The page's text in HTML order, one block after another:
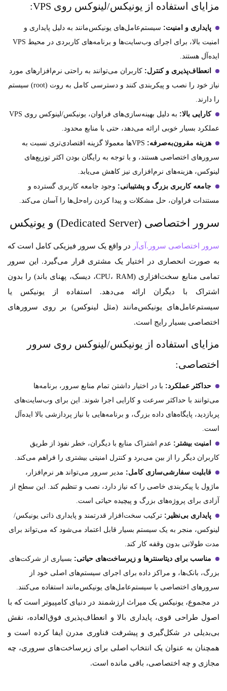
مزایای استفاده از یونیکس/لینوکس روی VPS:
پایداری و امنیت: سیستم‌عامل‌های یونیکس‌مانند به دلیل پایداری و
امنیت بالا، برای اجرای وب‌سایت‌ها و برنامه‌های کاربردی در محیط VPS
ایده‌آل هستند.
انعطاف‌پذیری و کنترل: کاربران می‌توانند به راحتی نرم‌افزارهای مورد
نیاز خود را نصب و پیکربندی کنند و دسترسی کامل به روت (root) سیستم
را دارند.
کارایی بالا:
به دلیل بهینه‌سازی‌های فراوان، یونیکس/لینوکس روی VPS
عملکرد بسیار خوبی ارائه می‌دهد، حتی با منابع محدود.
هزینه مقرون‌به‌صرفه:
VPS‌ها معمولا گزینه اقتصادی‌تری نسبت به
سرورهای اختصاصی هستند، و با توجه به رایگان بودن اکثر توزیع‌های
لینوکس، هزینه‌های نرم‌افزاری نیز کاهش می‌یابد.
جامعه کاربری بزرگ و پشتیبانی: وجود جامعه کاربری گسترده و
مستندات فراوان، حل مشکلات و پیدا کردن راه‌حل‌ها را آسان می‌کند.
سرور اختصاصی (Dedicated Server) و یونیکس
سرور اختصاصی سرور.آی‌آر در واقع یک سرور فیزیکی کامل است که
به صورت انحصاری در اختیار یک مشتری قرار می‌گیرد. این سرور
تمامی منابع سخت‌افزاری (CPU، RAM، دیسک، پهنای باند) را بدون
اشتراک با دیگران ارائه می‌دهد. استفاده از یونیکس یا
سیستم‌عامل‌های یونیکس‌مانند (مثل لینوکس) بر روی سرورهای
اختصاصی بسیار رایج است.
مزایای استفاده از یونیکس/لینوکس روی سرور
اختصاصی:
حداکثر عملکرد: با در اختیار داشتن تمام منابع سرور، برنامه‌ها
می‌توانند با حداکثر سرعت و کارایی اجرا شوند. این برای وب‌سایت‌های
پربازدید، پایگاه‌های داده بزرگ، و برنامه‌هایی با نیاز پردازشی بالا ایده‌آل
است.
امنیت بیشتر: عدم اشتراک منابع با دیگران، خطر نفوذ از طریق
کاربران دیگر را از بین می‌برد و کنترل امنیتی بیشتری را فراهم می‌کند.
قابلیت سفارشی‌سازی کامل: مدیر سرور می‌تواند هر نرم‌افزار،
ماژول یا پیکربندی خاصی را که نیاز دارد، نصب و تنظیم کند. این سطح از
آزادی برای پروژه‌های بزرگ و پیچیده حیاتی است.
پایداری بی‌نظیر: ترکیب سخت‌افزار قدرتمند و پایداری ذاتی یونیکس/
لینوکس، منجر به یک سیستم بسیار قابل اعتماد می‌شود که می‌تواند برای
مدت طولانی بدون وقفه کار کند.
مناسب برای دیتاسنترها و زیرساخت‌های حیاتی: بسیاری از شرکت‌های
بزرگ، بانک‌ها، و مراکز داده برای اجرای سیستم‌های اصلی خود از
سرورهای اختصاصی با سیستم‌عامل‌های یونیکس‌مانند استفاده می‌کنند.
در مجموع، یونیکس یک میراث ارزشمند در دنیای کامپیوتر است که با
اصول طراحی قوی، پایداری بالا و انعطاف‌پذیری فوق‌العاده، نقش
بی‌بدیلی در شکل‌گیری و پیشرفت فناوری مدرن ایفا کرده است و
همچنان به عنوان یک انتخاب اصلی برای زیرساخت‌های سروری، چه
مجازی و چه اختصاصی، باقی مانده است.